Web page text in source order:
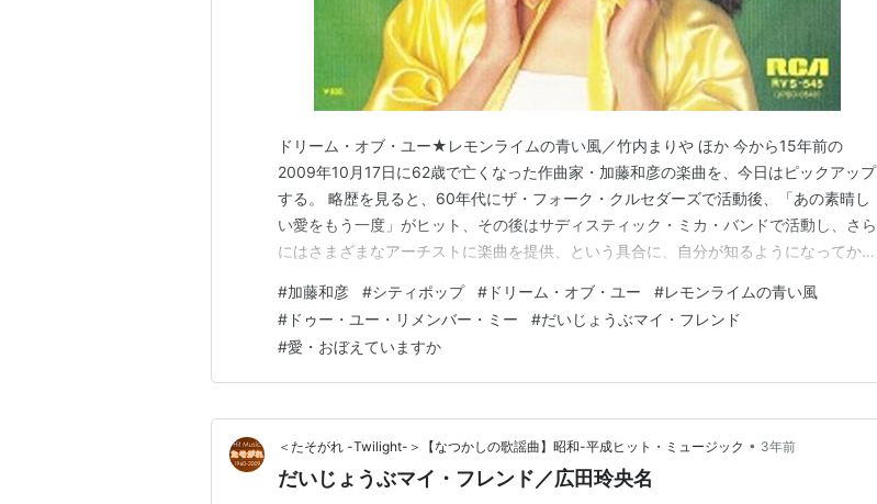
ドリーム・オブ・ユー★レモンライムの青い風／竹内まりや ほか 今から15年前の
2009年10月17日に62歳で亡くなった作曲家・加藤和彦の楽曲を、今日はピックアップ
する。 略歴を見ると、60年代にザ・フォーク・クルセダーズで活動後、「あの素晴し
い愛をもう一度」がヒット、その後はサディスティック・ミカ・バンドで活動し、さら
にはさまざまなアーチストに楽曲を提供、という具合に、自分が知るようになってから
それ以上に見た目がかなりの大柄なので威圧感があり、楽曲の提供先が可憐な女性シン
ガーが多きことから女好きの面があるのではない…
#加藤和彦 #シティポップ # ドリーム・オブ・ユー #レモンライムの青い風
# ドゥー・ユー・リメンバー・ミー #だいじょうぶマイ・フレンド
#愛・おぼえていますか
＜たそがれ -Twilight-＞【なつかしの歌謡曲】昭和-平成ヒット・ミュージック • 3年前
だいじょうぶマイ・フレンド／広田玲央名